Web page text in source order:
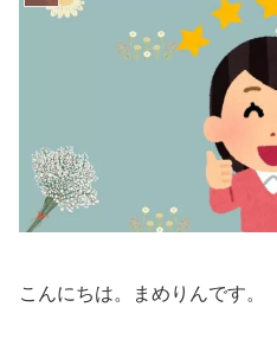
こんにちは。まめりんです。